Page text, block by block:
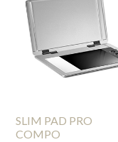
SLIM PAD PRO
COMPO